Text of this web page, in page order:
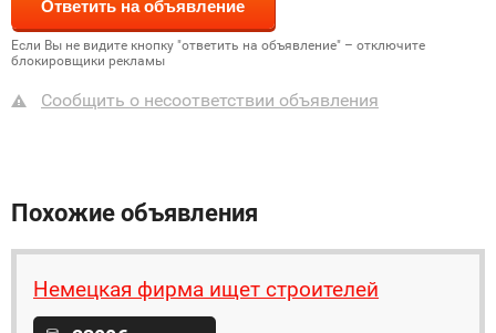
Если Вы не видите кнопку "ответить на объявление" – отключите
блокировщики рекламы
Сообщить о несоответствии объявления
Похожие объявления
Немецкая фирма ищет строителей